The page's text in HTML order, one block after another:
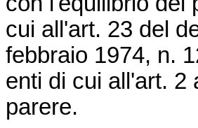
cui all'art. 23 del
febbraio 1974, n.
enti di cui all'art. 2
parere.